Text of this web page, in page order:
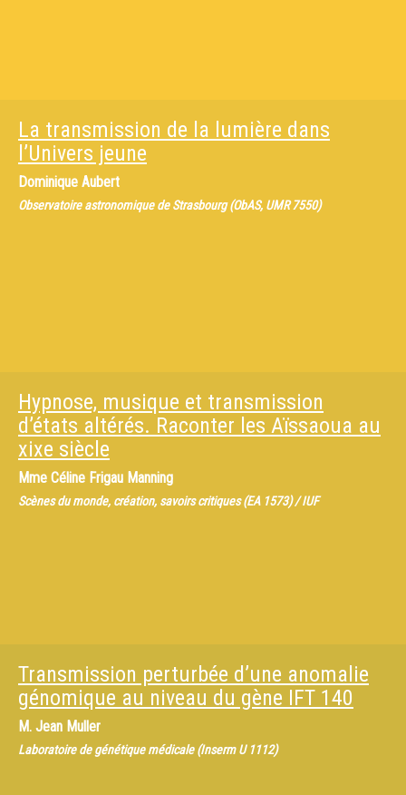
La transmission de la lumière dans
l’Univers jeune
Dominique Aubert
Observatoire astronomique de Strasbourg (ObAS, UMR 7550)
Hypnose, musique et transmission
d’états altérés. Raconter les Aïssaoua au
xixe siècle
Mme Céline Frigau Manning
Scènes du monde, création, savoirs critiques (EA 1573) / IUF
Transmission perturbée d’une anomalie
génomique au niveau du gène IFT 140
M. Jean Muller
Laboratoire de génétique médicale (Inserm U 1112)